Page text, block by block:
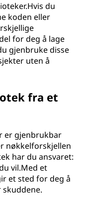
du
koden eller
for deg å lage
gjenbruke disse
uten å
fra et
er gjenbrukbar
nøkkelforskjellen
har du ansvaret:
vil.Med et
et sted for deg å